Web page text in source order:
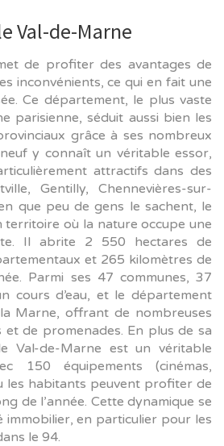
Val-de-Marne
de profiter des avantages de
inconvénients, ce qui en fait une
Ce département, le plus vaste
parisienne, séduit aussi bien les
grâce à ses nombreux
y connaît un véritable essor,
attractifs dans des
Gentilly, Chennevières-sur-
que peu de gens le sachent, le
territoire où la nature occupe une
Il abrite 2 550 hectares de
et 265 kilomètres de
Parmi ses 47 communes, 37
cours d’eau, et le département
Marne, offrant de nombreuses
et de promenades. En plus de sa
Val-de-Marne est un véritable
150 équipements (cinémas,
les habitants peuvent profiter de
de l’année. Cette dynamique se
immobilier, en particulier pour les
le 94.